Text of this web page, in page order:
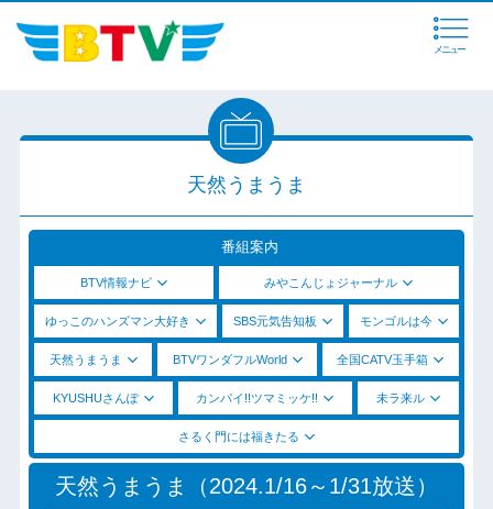
メニュー
天然うまうま
番組案内
BTV情報ナビ みやこんじょジャーナル
ゆっこのハンズマン大好き SBS元気告知板 モンゴルは今
天然うまうま BTVワンダフルWorld 全国CATV玉手箱
KYUSHUさんぽ カンパイ!!ツマミッケ!! 未ラ来ル
さるく門には福きたる
天然うまうま（2024.1/16～1/31放送）